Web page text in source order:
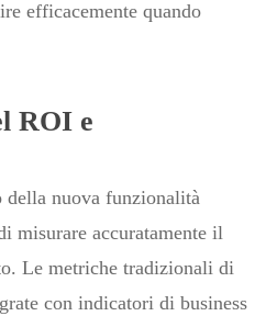
efficacemente quando
ROI e
della nuova funzionalità
misurare accuratamente il
Le metriche tradizionali di
con indicatori di business